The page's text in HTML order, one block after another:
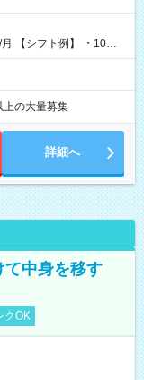
：
上の大量募集
詳細へ
て中身を移す
クOK